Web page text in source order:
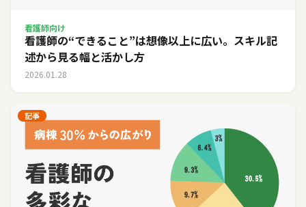
看護師向け
看護師の“できること”は想像以上に広い。スキル記
述から見る幅と活かし方
2026.01.28
記事